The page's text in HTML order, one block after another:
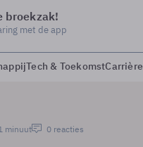
broekzak!
met de app
Tech & ToekomstCarrière
minuut 0 reacties